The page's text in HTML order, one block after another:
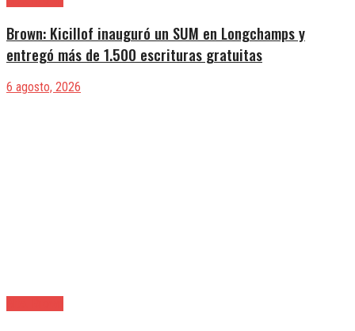
Brown: Kicillof inauguró un SUM en Longchamps y
entregó más de 1.500 escrituras gratuitas
6 agosto, 2026